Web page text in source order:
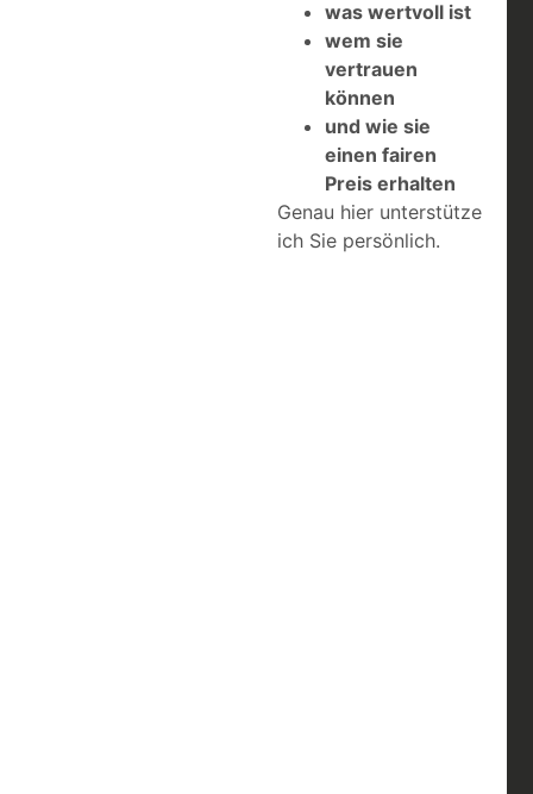
was wertvoll ist
wem sie
vertrauen
können
und wie sie
einen fairen
Preis erhalten
Genau hier unterstütze
ich Sie persönlich.